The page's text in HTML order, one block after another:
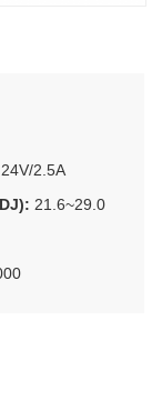
24V/2.5A
21.6~29.0